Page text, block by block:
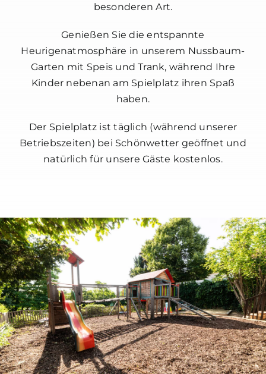
besonderen Art.
Genießen Sie die entspannte
Heurigenatmosphäre in unserem Nussbaum-
Garten mit Speis und Trank, während Ihre
Kinder nebenan am Spielplatz ihren Spaß
haben.
Der Spielplatz ist täglich (während unserer
Betriebszeiten) bei Schönwetter geöffnet und
natürlich für unsere Gäste kostenlos.